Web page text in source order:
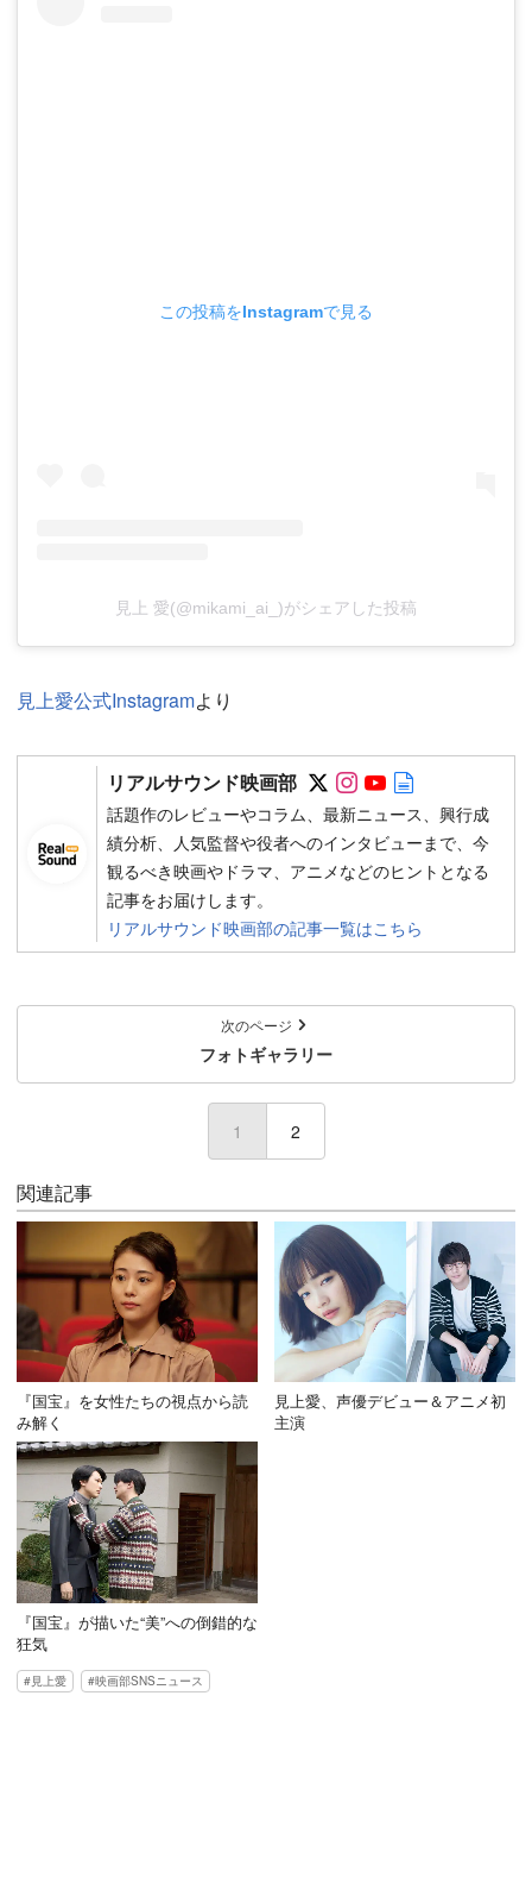
この投稿をInstagramで見る
見上 愛(@mikami_ai_)がシェアした投稿
見上愛公式Instagramより
リアルサウンド映画部 Follow on SNS
Follow on SNS
Follow on
話題作のレビューやコラム、最新ニュース、興行成
績分析、人気監督や役者へのインタビューまで、今
観るべき映画やドラマ、アニメなどのヒントとなる
記事をお届けします。
リアルサウンド映画部の記事一覧はこちら
次のページ
フォトギャラリー
1 2
関連記事
『国宝』を女性たちの視点から読
み解く
見上愛、声優デビュー＆アニメ初
主演
『国宝』が描いた“美”への倒錯的な
狂気
見上愛 映画部SNSニュース